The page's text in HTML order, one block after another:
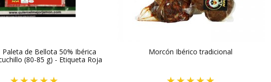
Paleta de Bellota 50% Ibérica
(80-85 g) - Etiqueta Roja
Morcón Ibérico tradicional